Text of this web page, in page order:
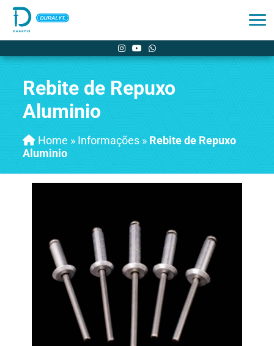
Rebite de Repuxo
Aluminio
Home » Informações » Rebite de Repuxo
Aluminio